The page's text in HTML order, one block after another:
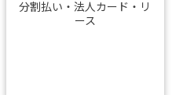
分割払い・法人カード・リ
ース